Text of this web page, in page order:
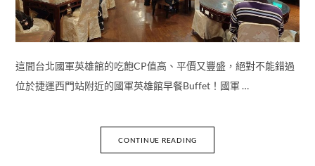
這間台北國軍英雄館的吃飽CP值高、平價又豐盛，絕對不能錯過
位於捷運西門站附近的國軍英雄館早餐Buffet！國軍 …
CONTINUE READING